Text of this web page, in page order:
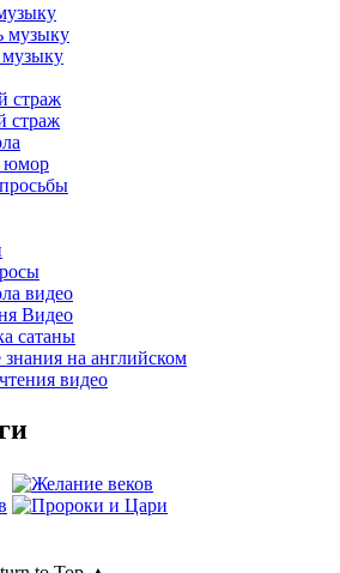
музыку
страж
страж
юмор
видео
Видео
сатаны
на английском
видео